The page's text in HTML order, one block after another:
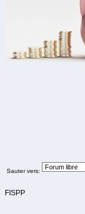
Sauter vers:
FISPP